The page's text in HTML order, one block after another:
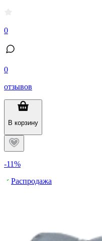
0
0
отзывов
В корзину
-11%
Распродажа